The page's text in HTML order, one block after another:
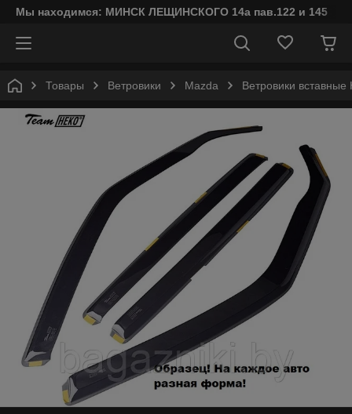
Мы находимся: МИНСК ЛЕЩИНСКОГО 14а пав.122 и 145
Товары Ветровики Mazda Ветровики